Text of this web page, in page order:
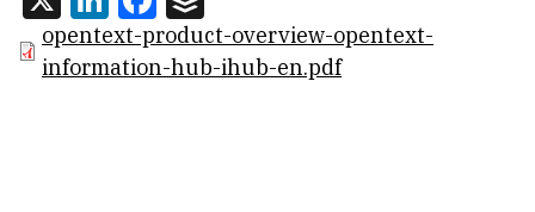
opentext-product-overview-opentext-
information-hub-ihub-en.pdf